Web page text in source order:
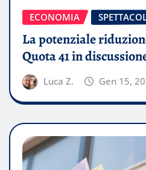
ECONOMIA
La potenziale
Quota 41 in
Luca Z. Gen 15,